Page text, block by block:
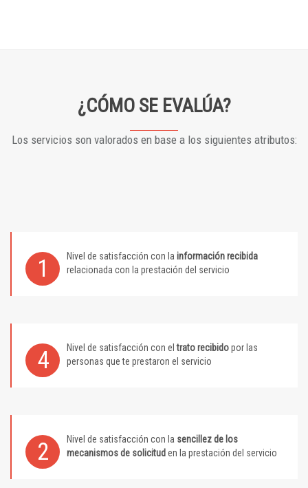
¿CÓMO SE EVALÚA?
Los servicios son valorados en base a los siguientes atributos:
1 Nivel de satisfacción con la información recibida
relacionada con la prestación del servicio
4 Nivel de satisfacción con eltrato recibidopor las
personas que te prestaron el servicio
2 Nivel de satisfacción con la sencillez de los
mecanismos de solicitud en la prestación del servicio